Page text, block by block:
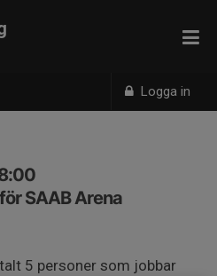
Logga in
SAAB Arena
5 personer som jobbar